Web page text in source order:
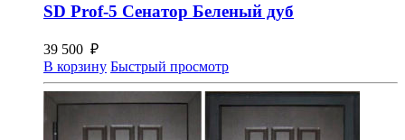
SD Prof-5 Сенатор Беленый дуб
39 500 ₽
В корзину Быстрый просмотр